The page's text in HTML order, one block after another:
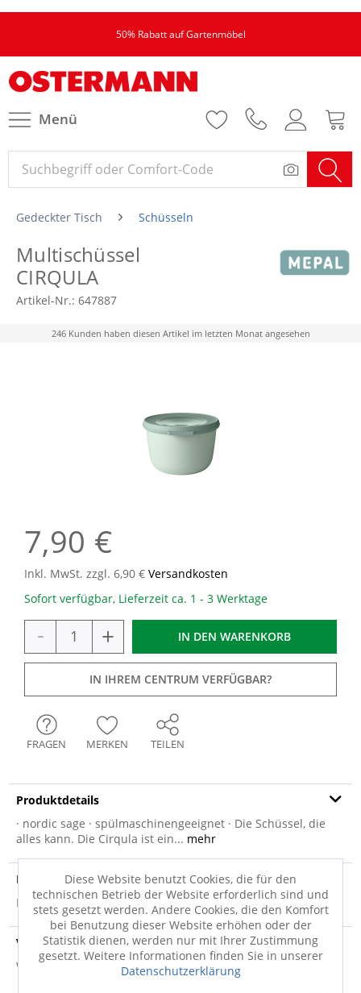
50% Rabatt auf Gartenmöbel
Menü
Gedeckter Tisch Schüsseln
Multischüssel
CIRQULA
Artikel-Nr.: 647887
246 Kunden haben diesen Artikel im letzten Monat angesehen
7,90 €
Inkl. MwSt. zzgl. 6,90 € Versandkosten
Sofort verfügbar, Lieferzeit ca. 1 - 3 Werktage
- + IN DEN WARENKORB
IN IHREM CENTRUM VERFÜGBAR?
FRAGEN MERKEN TEILEN
Produktdetails
· nordic sage · spülmaschinengeeignet · Die Schüssel, die
alles kann. Die Cirqula ist ein... mehr
Produktsicherheit
Produktsicherheit
Versandinfo
Weitere Informationen zum Versand...
Diese Website benutzt Cookies, die für den
technischen Betrieb der Website erforderlich sind und
stets gesetzt werden. Andere Cookies, die den Komfort
bei Benutzung dieser Website erhöhen oder der
Statistik dienen, werden nur mit Ihrer Zustimmung
gesetzt. Weitere Informationen finden Sie in unserer
Datenschutzerklärung